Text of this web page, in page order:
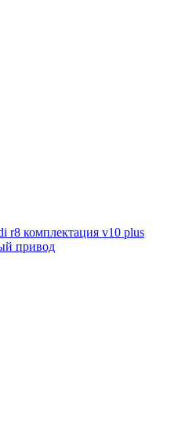
r8 комплектация v10 plus
привод